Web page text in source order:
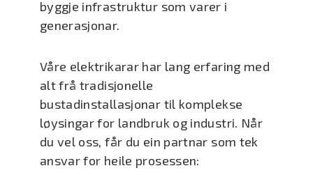
byggje infrastruktur som varer i
generasjonar.
Våre elektrikarar har lang erfaring med
alt frå tradisjonelle
bustadinstallasjonar til komplekse
løysingar for landbruk og industri. Når
du vel oss, får du ein partnar som tek
ansvar for heile prosessen: